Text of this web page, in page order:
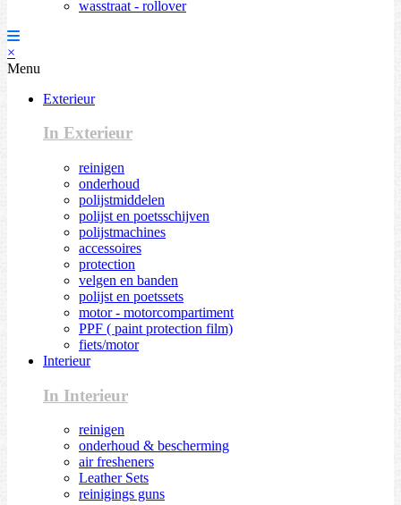
wasstraat - rollover
×
Menu
Exterieur
In Exterieur
reinigen
onderhoud
polijstmiddelen
polijst en poetsschijven
polijstmachines
accessoires
protection
velgen en banden
polijst en poetssets
motor - motorcompartiment
PPF ( paint protection film)
fiets/motor
Interieur
In Interieur
reinigen
onderhoud & bescherming
air fresheners
Leather Sets
reinigings guns